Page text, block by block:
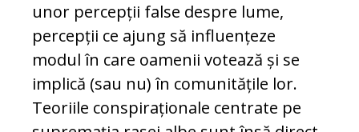
unor percepții false despre lume,
percepții ce ajung să influențeze
modul în care oamenii votează și se
implică (sau nu) în comunitățile lor.
Teoriile conspiraționale centrate pe